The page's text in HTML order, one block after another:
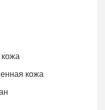
кожа